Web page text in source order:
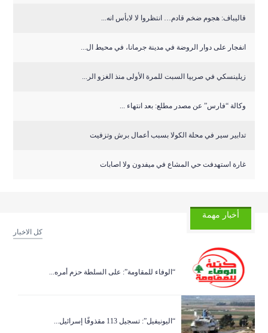
قاليباف: هجوم ضخم قادم… انتظروا لا لابأس انه...
انفجار على دوار الروضة في مدينة جرمانا، في محيط ال...
زيلينسكي في صربيا السبت للمرة الأولى منذ الغزو الر...
وكالة “فارس” عن مصدر مطلع: بعد انتهاء ...
تدابير سير في محلة الكولا بسبب أعمال برش وتزفيت
غارة استهدفت حي المشاع في ميفدون ولا اصابات
أخبار مهمة
كل الاخبار
“الوفاء للمقاومة”: على السلطة حزم أمره...
“اليونيفيل”: تسجيل 113 مقذوفًا إسرائيل...